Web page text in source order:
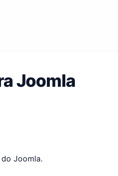
Joomla
Joomla.